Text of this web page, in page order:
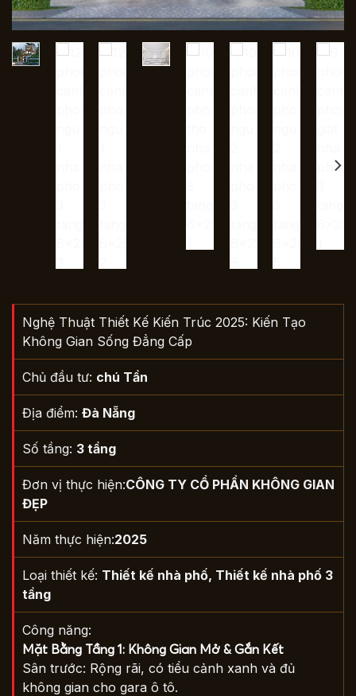
Nghệ Thuật Thiết Kế Kiến Trúc 2025: Kiến Tạo
Không Gian Sống Đẳng Cấp
Chủ đầu tư: chú Tần
Địa điểm: Đà Nẵng
Số tầng: 3 tầng
Đơn vị thực hiện:CÔNG TY CỔ PHẦN KHÔNG GIAN
ĐẸP
Năm thực hiện:2025
Loại thiết kế: Thiết kế nhà phố, Thiết kế nhà phố 3
tầng
Công năng:
Mặt Bằng Tầng 1: Không Gian Mở & Gắn Kết
Sân trước: Rộng rãi, có tiểu cảnh xanh và đủ
không gian cho gara ô tô.